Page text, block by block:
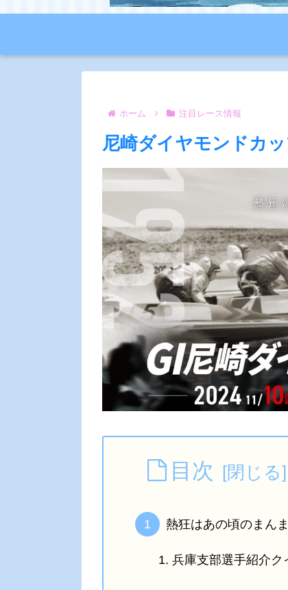
ホーム 注目レース情報
尼崎ダイヤモンドカッ
目次
熱狂はあの頃のまんま
兵庫支部選手紹介ク